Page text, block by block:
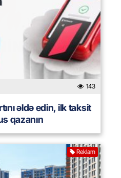
143
əldə edin, ilk taksit
qazanın
Reklam